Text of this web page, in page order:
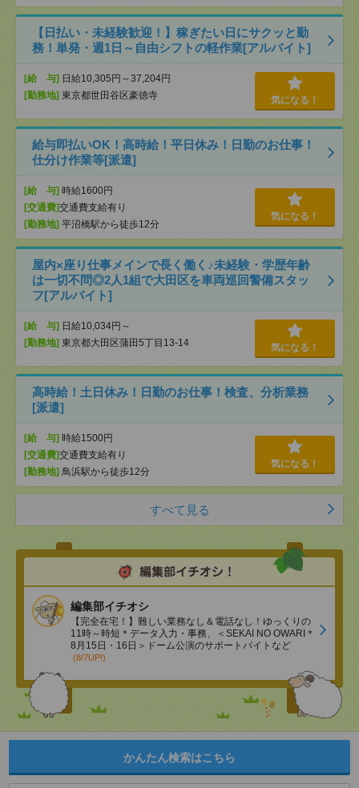
【日払い・未経験歓迎！】稼ぎたい日にサクッと勤
務！単発・週1日～自由シフトの軽作業[アルバイト]
[給 与] 日給10,305円～37,204円
[勤務地] 東京都世田谷区豪徳寺 気になる！
給与即払いOK！高時給！平日休み！日勤のお仕事！
仕分け作業等[派遣]
[給 与] 時給1600円
[交通費]交通費支給有り
[勤務地] 平沼橋駅から徒歩12分
気になる！
屋内×座り仕事メインで長く働く♪未経験・学歴年齢
は一切不問◎2人1組で大田区を車両巡回警備スタッ
フ[アルバイト]
[給 与] 日給10,034円～
[勤務地] 東京都大田区蒲田5丁目13-14 気になる！
高時給！土日休み！日勤のお仕事！検査、分析業務
[派遣]
[給 与] 時給1500円
[交通費]交通費支給有り
[勤務地] 鳥浜駅から徒歩12分
気になる！
すべて見る
編集部イチオシ
【完全在宅！】難しい業務なし＆電話なし！ゆっくりの
11時～時短＊データ入力・事務、＜SEKAI NO OWARI＊
8月15日・16日＞ドーム公演のサポートバイトなど
(8/7UP!)
かんたん検索はこちら